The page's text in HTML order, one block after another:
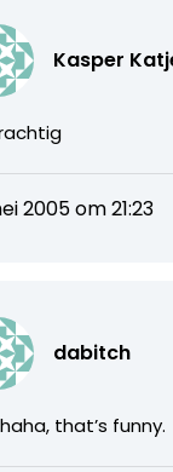
Kasper
2005 om 21:23
dabitch
that’s funny.